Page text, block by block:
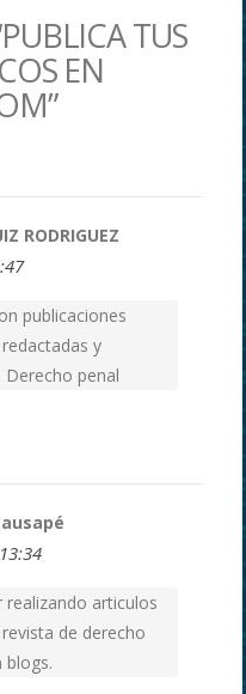
TUS
EN
RODRIGUEZ
publicaciones
y
Derecho penal
realizando articulos
de derecho
blogs.